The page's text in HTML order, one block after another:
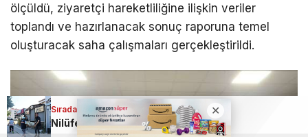
ölçüldü, ziyaretçi hareketliliğine ilişkin veriler
toplandı ve hazırlanacak sonuç raporuna temel
oluşturacak saha çalışmaları gerçekleştirildi.
Sıradaki Haber
Nilüfer’de kapsamlı bir denetim; Kaldırımlar temizlendi